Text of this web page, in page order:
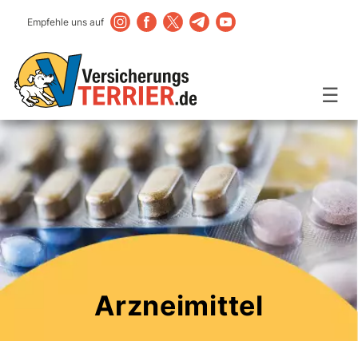
Empfehle uns auf
☰
Arzneimittel